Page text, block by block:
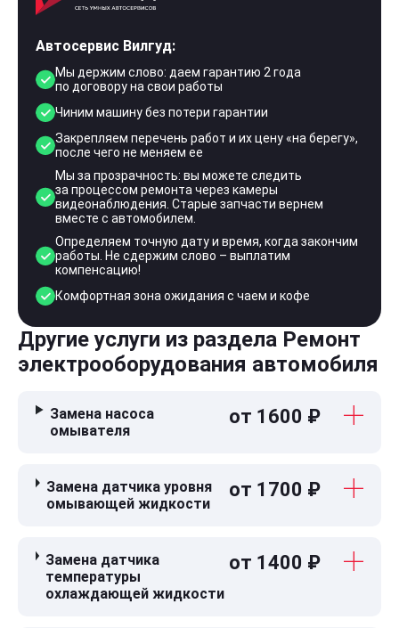
Автосервис Вилгуд:
Мы держим слово: даем гарантию 2 года
по договору на свои работы
Чиним машину без потери гарантии
Закрепляем перечень работ и их цену «на берегу»,
после чего не меняем ее
Мы за прозрачность: вы можете следить
за процессом ремонта через камеры
видеонаблюдения. Старые запчасти вернем
вместе с автомобилем.
Определяем точную дату и время, когда закончим
работы. Не сдержим слово – выплатим
компенсацию!
Комфортная зона ожидания с чаем и кофе
Другие услуги из раздела Ремонт
электрооборудования автомобиля
Замена насоса
омывателя
от 1600 ₽
Замена датчика уровня
омывающей жидкости
от 1700 ₽
Замена датчика
температуры
охлаждающей жидкости
от 1400 ₽